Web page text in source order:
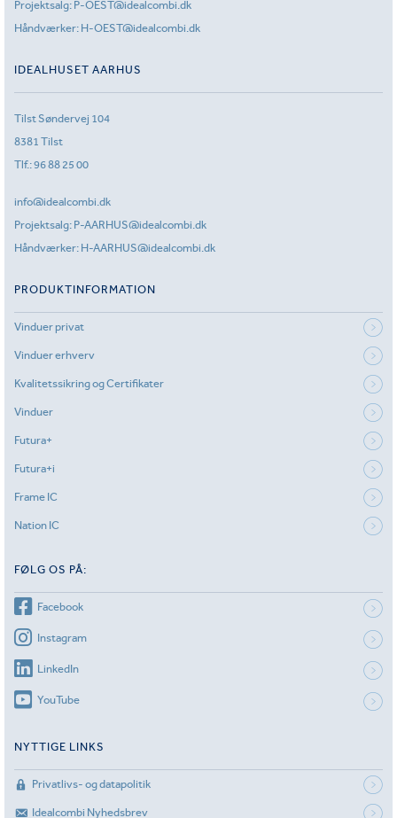
Projektsalg: P-OEST@idealcombi.dk
Håndværker: H-OEST@idealcombi.dk
IDEALHUSET AARHUS
Tilst Søndervej 104
8381 Tilst
Tlf.:96 88 25 00
info@idealcombi.dk
Projektsalg: P-AARHUS@idealcombi.dk
Håndværker: H-AARHUS@idealcombi.dk
PRODUKTINFORMATION
Vinduer privat
Vinduer erhverv
Kvalitetssikring og Certifikater
Vinduer
Futura+
Futura+i
Frame IC
Nation IC
FØLG OS PÅ:
Facebook
Instagram
LinkedIn
YouTube
NYTTIGE LINKS
Privatlivs- og datapolitik
Idealcombi Nyhedsbrev